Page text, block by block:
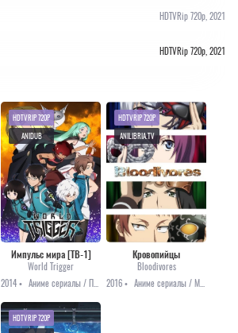
HDTVRip 720p, 2021
HDTVRip 720p, 2021
Импульс мира [ТВ-1]
World Trigger
2014 •
HDTVRIP 720P
ANIDUB
Кровопийцы
Bloodivores
2016 •
HDTVRIP 720P
ANILIBRIA.TV
HDTVRIP 720P